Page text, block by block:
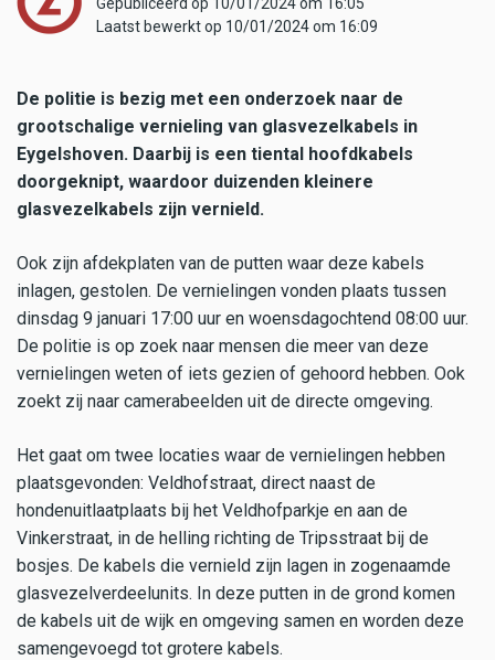
Gepubliceerd op 10/01/2024 om 16:05
Laatst bewerkt op 10/01/2024 om 16:09
De politie is bezig met een onderzoek naar de
grootschalige vernieling van glasvezelkabels in
Eygelshoven. Daarbij is een tiental hoofdkabels
doorgeknipt, waardoor duizenden kleinere
glasvezelkabels zijn vernield.
Ook zijn afdekplaten van de putten waar deze kabels
inlagen, gestolen. De vernielingen vonden plaats tussen
dinsdag 9 januari 17:00 uur en woensdagochtend 08:00 uur.
De politie is op zoek naar mensen die meer van deze
vernielingen weten of iets gezien of gehoord hebben. Ook
zoekt zij naar camerabeelden uit de directe omgeving.
Het gaat om twee locaties waar de vernielingen hebben
plaatsgevonden: Veldhofstraat, direct naast de
hondenuitlaatplaats bij het Veldhofparkje en aan de
Vinkerstraat, in de helling richting de Tripsstraat bij de
bosjes. De kabels die vernield zijn lagen in zogenaamde
glasvezelverdeelunits. In deze putten in de grond komen
de kabels uit de wijk en omgeving samen en worden deze
samengevoegd tot grotere kabels.